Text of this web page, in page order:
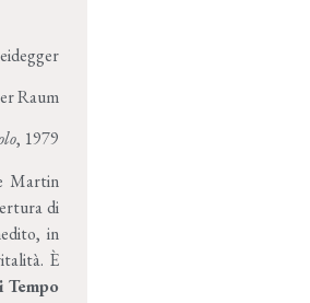
Raum
, 1979
Martin
di
in
È